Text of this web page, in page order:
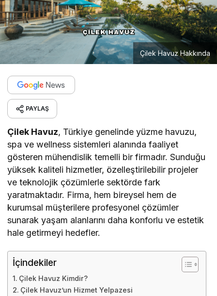
Çilek Havuz Hakkında
PAYLAŞ
Çilek Havuz, Türkiye genelinde yüzme havuzu,
spa ve wellness sistemleri alanında faaliyet
gösteren mühendislik temelli bir firmadır. Sunduğu
yüksek kaliteli hizmetler, özelleştirilebilir projeler
ve teknolojik çözümlerle sektörde fark
yaratmaktadır. Firma, hem bireysel hem de
kurumsal müşterilere profesyonel çözümler
sunarak yaşam alanlarını daha konforlu ve estetik
hale getirmeyi hedefler.
İçindekiler
Çilek Havuz Kimdir?
Çilek Havuz’un Hizmet Yelpazesi